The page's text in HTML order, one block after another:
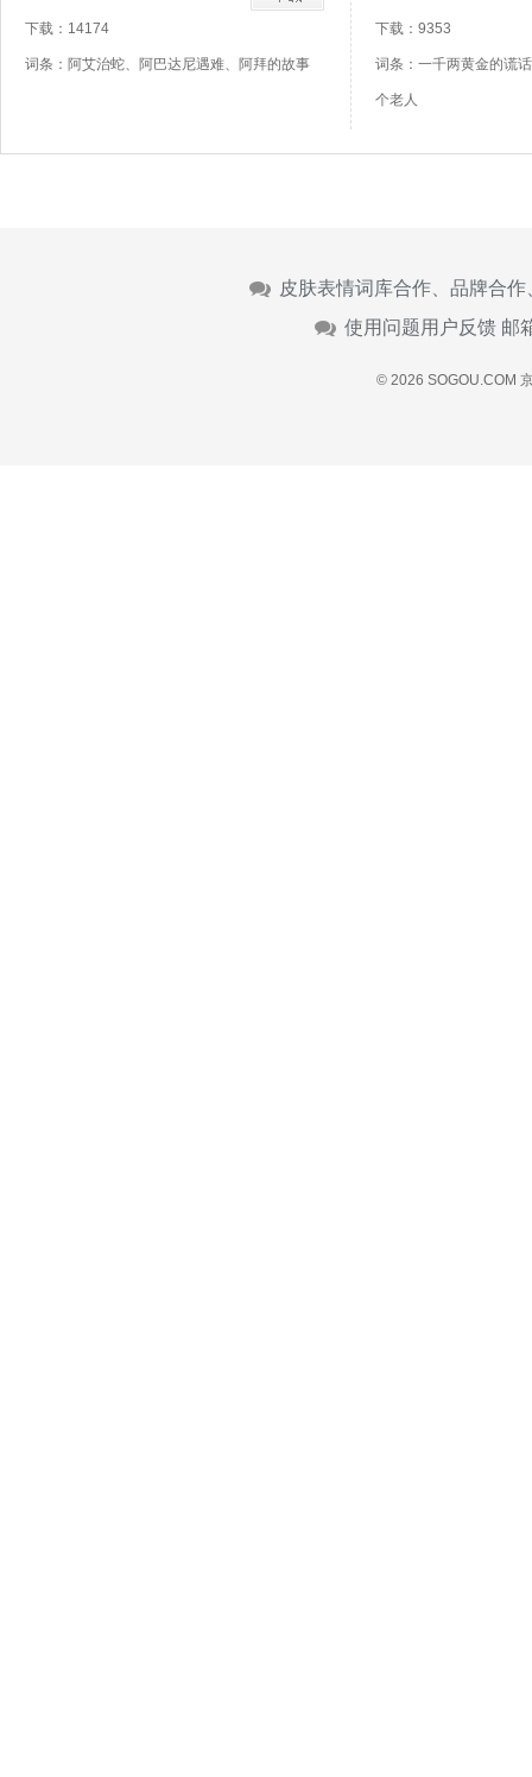
下载：14174
词条：阿艾治蛇、阿巴达尼遇难、阿拜的故事
下载：9353
词条：一千两黄金的谎
个老人
皮肤表情词库合作、品牌合
使用问题用户反馈 邮
© 2026 SOGOU.COM